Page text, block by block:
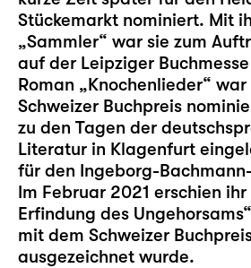
Stückemarkt nominiert. Mit
„Sammler“ war sie zum
auf der Leipziger
Roman „Knochenlieder“
Schweizer Buchpreis
zu den Tagen der
Literatur in Klagenfurt
für den Ingeborg-
Im Februar 2021 erschien ihr
Erfindung des
mit dem Schweizer
ausgezeichnet wurde.